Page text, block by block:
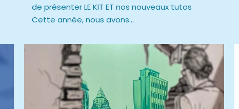
de présenter LE KIT ET nos nouveaux tutos
Cette année, nous avons...